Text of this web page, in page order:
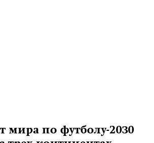
мира по футболу-2030